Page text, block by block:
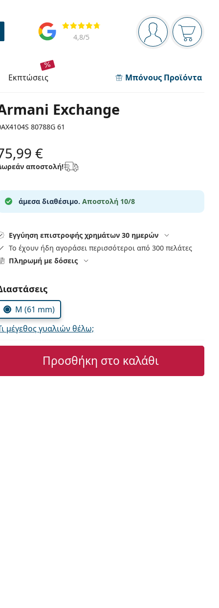
Πίνακας πλοήγησης
Είστε
Το
Αξιολογήσεις
4,8/5
εκπτώσεις Μπόνους Προϊόντα
Exchange
80788G 61
€
αποστολή!
άμεσα διαθέσιμο. Αποστολή 10/8
Εγγύηση επιστροφής χρημάτων 30 ημερών
Το έχουν ήδη αγοράσει περισσότεροι από 300 πελάτες
Πληρωμή με δόσεις
τις παράμετρους
M (61 mm)
μέγεθος γυαλιών θέλω;
Προσθήκη στο καλάθι